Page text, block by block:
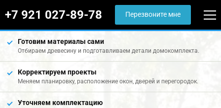
+7 921 027-89-78 Перезвоните мне
Готовим материалы сами
Отбираем древесину и подготавливаем детали домокомплекта.
Корректируем проекты
Меняем планировку, расположение окон, дверей и перегородок.
Уточняем комплектацию